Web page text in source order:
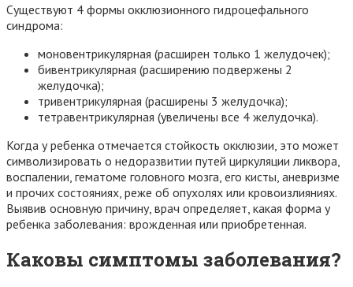
Существуют 4 формы окклюзионного гидроцефального
синдрома:
моновентрикулярная (расширен только 1 желудочек);
бивентрикулярная (расширению подвержены 2
желудочка);
тривентрикулярная (расширены 3 желудочка);
тетравентрикулярная (увеличены все 4 желудочка).
Когда у ребенка отмечается стойкость окклюзии, это может
символизировать о недоразвитии путей циркуляции ликвора,
воспалении, гематоме головного мозга, его кисты, аневризме
и прочих состояниях, реже об опухолях или кровоизлияниях.
Выявив основную причину, врач определяет, какая форма у
ребенка заболевания: врожденная или приобретенная.
Каковы симптомы заболевания?